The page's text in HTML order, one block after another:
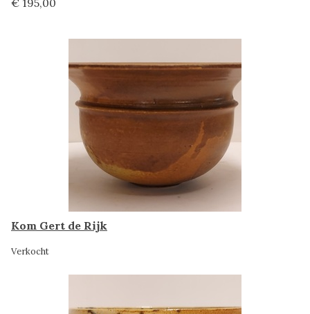
Kom Gert de Rijk
Verkocht